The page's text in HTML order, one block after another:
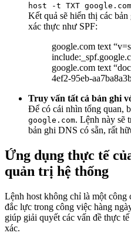
host -t TXT google.com
Kết quả sẽ hiển thị các
xác thực như SPF:
google.com text
google.com text
4ef2-95eb-
Truy vấn tất cả bản ghi
Để có cái nhìn tổng quan,
google.com. Lệnh này sẽ
bản ghi DNS có sẵn, rất
Ứng dụng thực tế
quản trị hệ thống
Lệnh host không chỉ là một công
đắc lực trong công việc hàng
giúp giải quyết các vấn đề thực
xác.